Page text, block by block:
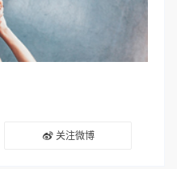
关注微博